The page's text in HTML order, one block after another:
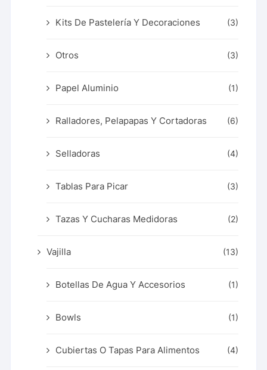
Kits De Pastelería Y Decoraciones (3)
Otros (3)
Papel Aluminio (1)
Ralladores, Pelapapas Y Cortadoras (6)
Selladoras (4)
Tablas Para Picar (3)
Tazas Y Cucharas Medidoras (2)
Vajilla (13)
Botellas De Agua Y Accesorios (1)
Bowls (1)
Cubiertas O Tapas Para Alimentos (4)